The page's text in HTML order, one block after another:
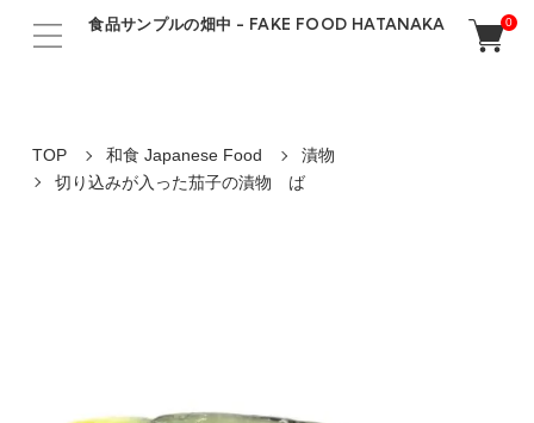
食品サンプルの畑中 - FAKE FOOD HATANAKA 0
TOP 和食 Japanese Food
漬物
切り込みが入った茄子の漬物 ば